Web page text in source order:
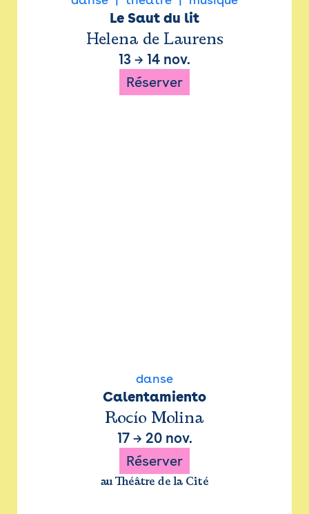
Le Saut du lit
Helena de Laurens
13 → 14 nov.
Réserver
danse
Calentamiento
Rocío Molina
17→ 20 nov.
Réserver
au Théâtre de la Cité